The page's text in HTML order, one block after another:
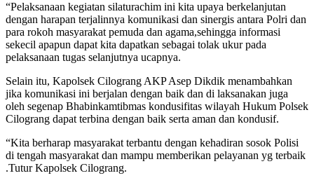
“Pelaksanaan kegiatan silaturachim ini kita upaya berkelanjutan
dengan harapan terjalinnya komunikasi dan sinergis antara Polri dan
para rokoh masyarakat pemuda dan agama,sehingga informasi
sekecil apapun dapat kita dapatkan sebagai tolak ukur pada
pelaksanaan tugas selanjutnya ucapnya.
Selain itu, Kapolsek Cilograng AKP Asep Dikdik menambahkan
jika komunikasi ini berjalan dengan baik dan di laksanakan juga
oleh segenap Bhabinkamtibmas kondusifitas wilayah Hukum Polsek
Cilograng dapat terbina dengan baik serta aman dan kondusif.
“Kita berharap masyarakat terbantu dengan kehadiran sosok Polisi
di tengah masyarakat dan mampu memberikan pelayanan yg terbaik
.Tutur Kapolsek Cilograng.